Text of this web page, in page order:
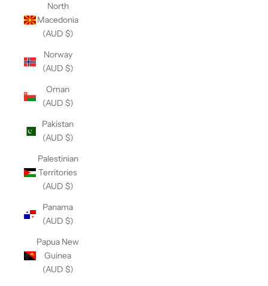
North
Macedonia
(AUD $)
Norway
(AUD $)
Oman
(AUD $)
Pakistan
(AUD $)
Palestinian
Territories
(AUD $)
Panama
(AUD $)
Papua New
Guinea
(AUD $)